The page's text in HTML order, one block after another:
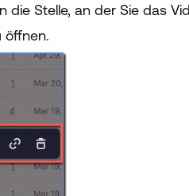
die Stelle, an der Sie das